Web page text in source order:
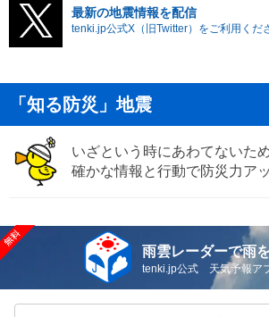
最新の地震情報を配信
tenki.jp公式X（旧Twitter）をご利用くだ
「知る防災」地震
いざという時にあわてないた
確かな情報と行動で防災力ア
雨雲レーダーで雨
tenki.jp公式 天気予報ア